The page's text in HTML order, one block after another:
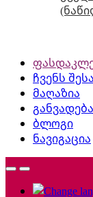
ჩვენს
მაღაზია
განვადება
ბლოგი
ნავიგაცია